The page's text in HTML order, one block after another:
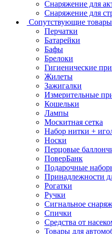
Снаряжение для
Снаряжение для
Сопутствующие товары
Перчатки
Батарейки
Бафы
Брелоки
Гигиенические
Жилеты
Зажигалки
Измерительные
Кошельки
Лампы
Москитная сетка
Набор нитки +
Носки
Перцовые
ПоверБанк
Подарочные
Принадлежности
Рогатки
Ручки
Сигнальное
Спички
Средства от
Товары для